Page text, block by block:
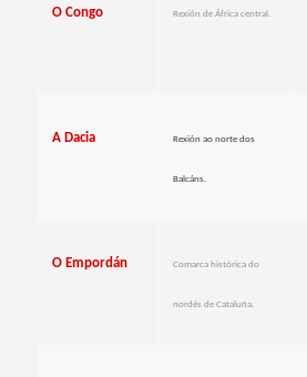
O Congo Rexión de África central.
A Dacia Rexión ao norte dos
Balcáns.
O Empordán Comarca histórica do
nordés de Cataluña.